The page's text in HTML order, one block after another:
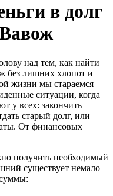
в долг
над тем, как найти
без лишних хлопот и
жизни мы стараемся
ситуации, когда
у всех: закончить
старый долг, или
От финансовых
получить необходимый
существует немало